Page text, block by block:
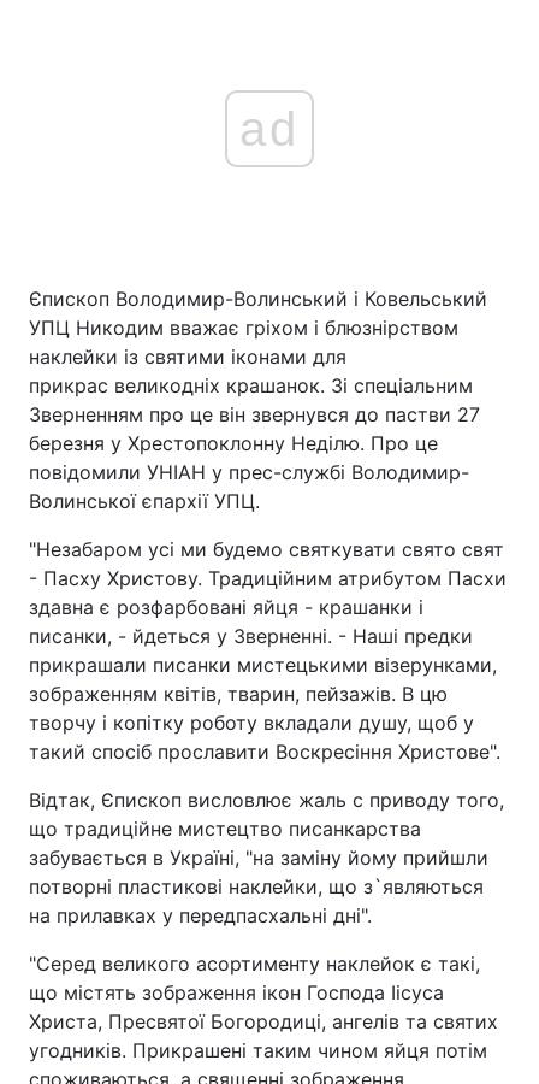
ad
Єпископ Володимир-Волинський і Ковельський
УПЦ Никодим вважає гріхом і блюзнірством
наклейки із святими іконами для
прикрас великодніх крашанок. Зі спеціальним
Зверненням про це він звернувся до пастви 27
березня у Хрестопоклонну Неділю. Про це
повідомили УНІАН у прес-службі Володимир-
Волинської єпархії УПЦ.
"Незабаром усі ми будемо святкувати свято свят
- Паcху Христову. Традиційним атрибутом Пасхи
здавна є розфарбовані яйця - крашанки і
писанки, - йдеться у Зверненні. - Наші предки
прикрашали писанки мистецькими візерунками,
зображенням квітів, тварин, пейзажів. В цю
творчу і копітку роботу вкладали душу, щоб у
такий спосіб прославити Воскресіння Христове".
Відтак, Єпископ висловлює жаль с приводу того,
що традиційне мистецтво писанкарства
забувається в Україні, "на заміну йому прийшли
потворні пластикові наклейки, що з`являються
на прилавках у передпасхальні дні".
"Серед великого асортименту наклейок є такі,
що містять зображення ікон Господа Іісуса
Христа, Пресвятої Богородиці, ангелів та святих
угодників. Прикрашені таким чином яйця потім
споживаються, а священні зображення